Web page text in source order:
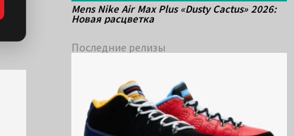
Mens Nike Air Max Plus «Dusty Cactus» 2026:
Новая расцветка
Последние релизы